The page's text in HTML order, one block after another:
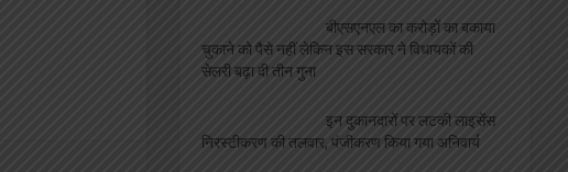
बीएसएनएल का करोड़ों का बकाया
चुकाने को पैसे नहीं लेकिन इस सरकार ने विधायकों की
सेलरी बढ़ा दी तीन गुना
इन दुकानदारों पर लटकी लाइसेंस
निरस्टीकरण की तलवार, पंजीकरण किया गया अनिवार्य